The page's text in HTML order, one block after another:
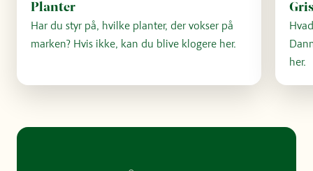
Planter
Har du styr på, hvilke planter, der vokser på
marken? Hvis ikke, kan du blive klogere her.
her.